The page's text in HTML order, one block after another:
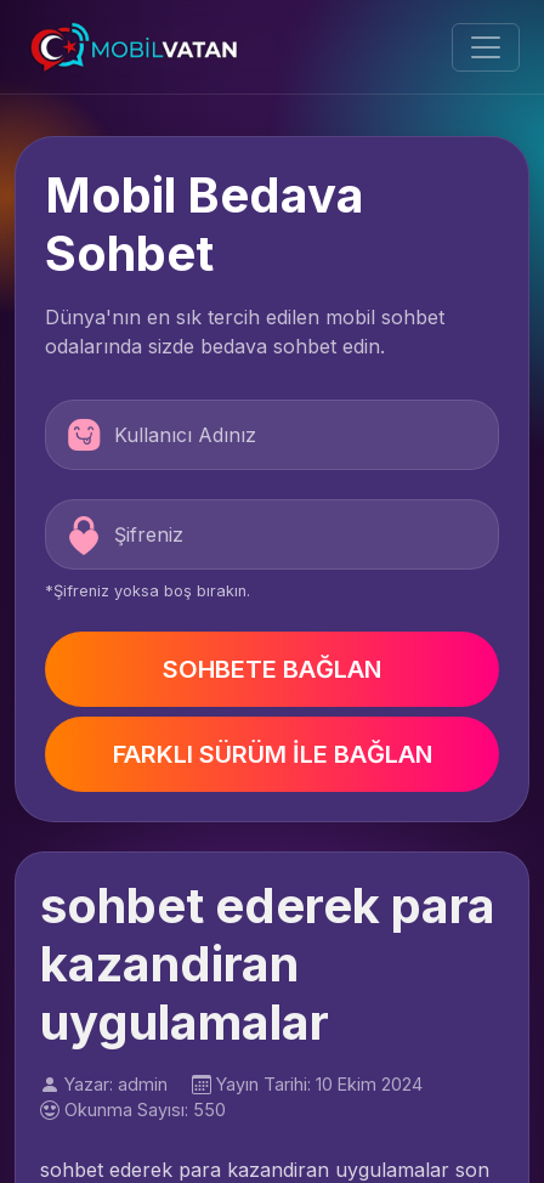
Mobil Bedava
Sohbet
Dünya'nın en sık tercih edilen mobil sohbet
odalarında sizde bedava sohbet edin.
*Şifreniz yoksa boş bırakın.
SOHBETE BAĞLAN
FARKLI SÜRÜM İLE BAĞLAN
sohbet ederek para
kazandiran
uygulamalar
Yazar: admin
Yayın Tarihi: 10 Ekim 2024
Okunma Sayısı: 550
sohbet ederek para kazandiran uygulamalar son